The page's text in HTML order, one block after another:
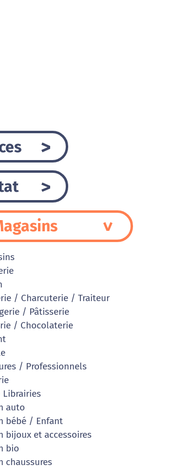
/ Charcuterie / Traiteur
/ Pâtisserie
/ Chocolaterie
/ Professionnels
Librairies
auto
bébé / Enfant
bijoux et accessoires
bio
chaussures